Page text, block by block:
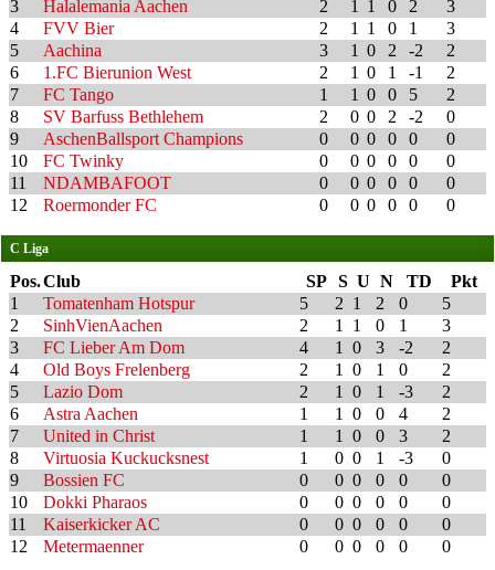
3
Halalemania Aachen 2 1 1 0 2
3
4
FVV Bier 2 1 1 0 1
3
5
Aachina 3 1 0 2 -2
2
6
1.FC Bierunion West 2 1 0 1 -1
2
7
FC Tango 1 1 0 0 5
2
8
SV Barfuss Bethlehem 2 0 0 2 -2
0
9
AschenBallsport Champions 0 0 0 0 0
0
10
FC Twinky 0 0 0 0 0
0
11
NDAMBAFOOT 0 0 0 0 0
0
12
Roermonder FC 0 0 0 0 0 0
C Liga
Pos.Club SP S U N TD
Pkt
1
Tomatenham Hotspur 5 2 1 2 0
5
2
SinhVienAachen 2 1 1 0 1
3
3
FC Lieber Am Dom 4 1 0 3 -2
2
4
Old Boys Frelenberg 2 1 0 1 0
2
5
Lazio Dom 2 1 0 1 -3
2
6
Astra Aachen 1 1 0 0 4
2
7
United in Christ 1 1 0 0 3
2
8
Virtuosia Kuckucksnest 1 0 0 1 -3
0
9
Bossien FC 0 0 0 0 0
0
10
Dokki Pharaos 0 0 0 0 0
0
11
Kaiserkicker AC 0 0 0 0 0
0
12
Metermaenner 0 0 0 0 0 0